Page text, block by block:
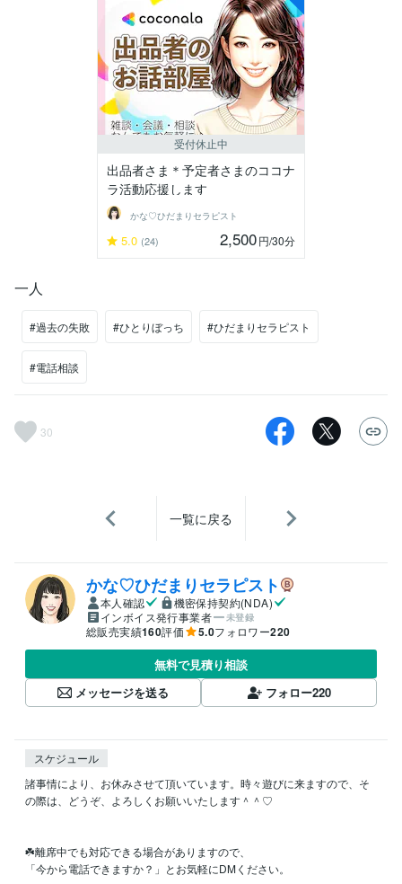
受付休止中
出品者さま＊予定者さまのココナ
ラ活動応援します
かな♡ひだまりセラピスト
5.0 (24) 2,500円/30分
一人
#過去の失敗 #ひとりぼっち #ひだまりセラピスト
#電話相談
30
一覧に戻る
かな♡ひだまりセラピスト
本人確認
機密保持契約(NDA)
インボイス発行事業者
未登録
総販売実績160評価 5.0フォロワー220
無料で見積り相談
メッセージを送る
フォロー220
スケジュール
諸事情により、お休みさせて頂いています。時々遊びに来ますので、そ
の際は、どうぞ、よろしくお願いいたします＾＾♡
☘️離席中でも対応できる場合がありますので、
「今から電話できますか？」とお気軽にDMください。